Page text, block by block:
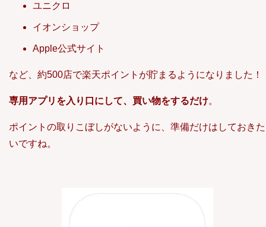
ユニクロ
イオンショップ
Apple公式サイト
など、約500店で楽天ポイントが貯まるようになりました！
専用アプリを入り口にして、買い物をするだけ。
ポイントの取りこぼしがないように、準備だけはしておきた
いですね。